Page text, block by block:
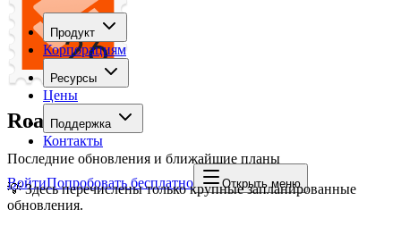
Продукт
Корпорациям
Ресурсы
Цены
Поддержка
Контакты
ВойтиПопробовать бесплатно Открыть меню
Roadmap
Последние обновления и ближайшие планы
💡 Здесь перечислены только крупные запланированные
обновления.